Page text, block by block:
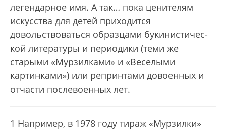
легендарное имя. А так… пока ценителям
искусства для детей приходится
довольствоваться образцами букинистичес­
кой литературы и периодики (теми же
старыми «Мурзилками» и «Веселыми
картинками») или репринтами довоенных и
отчасти послевоенных лет.
1 Например, в 1978 году тираж «Мурзилки»